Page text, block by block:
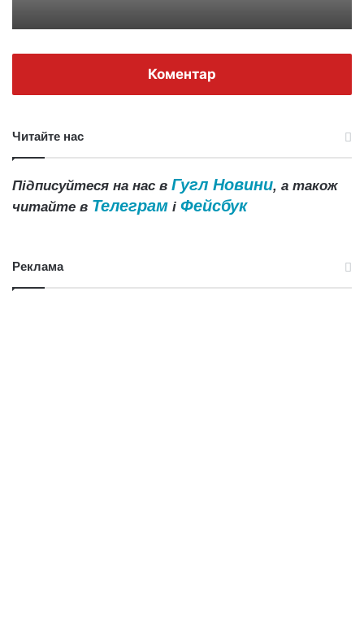
Коментар
Читайте нас
Підписуйтеся на нас в Гугл Новини, а також
читайте в Телеграм і Фейсбук
Реклама